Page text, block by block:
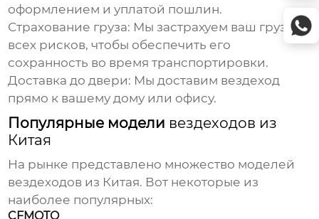
оформлением и уплатой пошлин.
Страхование груза: Мы застрахуем ваш груз от
всех рисков, чтобы обеспечить его
сохранность во время транспортировки.
Доставка до двери: Мы доставим вездеход
прямо к вашему дому или офису.
Популярные модели вездеходов из
Китая
На рынке представлено множество моделей
вездеходов из Китая. Вот некоторые из
наиболее популярных:
CFMOTO